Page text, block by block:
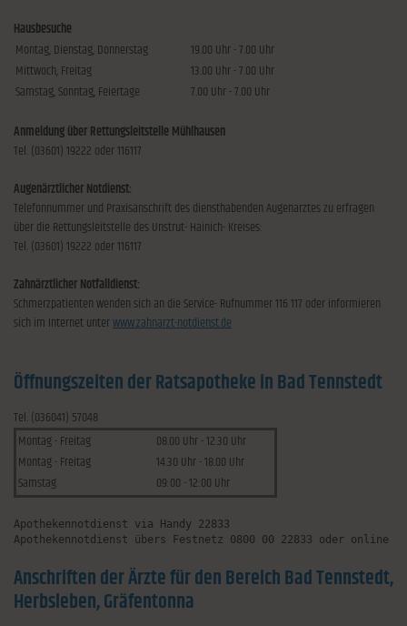
Hausbesuche
Montag, Dienstag, Donnerstag
19.00 Uhr - 7.00 Uhr
Mittwoch, Freitag
13.00 Uhr - 7.00 Uhr
Samstag, Sonntag, Feiertage
7.00 Uhr - 7.00 Uhr
Anmeldung über Rettungsleitstelle Mühlhausen
Tel. (03601) 19222 oder 116117
Augenärztlicher Notdienst:
Telefonnummer und Praxisanschrift des diensthabenden Augenarztes zu erfragen
über die Rettungsleitstelle des Unstrut- Hainich- Kreises:
Tel. (03601) 19222 oder 116117
Zahnärztlicher Notfalldienst:
Schmerzpatienten wenden sich an die Service- Rufnummer 116 117 oder informieren
sich im Internet unterwww.zahnarzt-notdienst.de
Öffnungszeiten der Ratsapotheke in Bad Tennstedt
Tel. (036041) 57048
Montag - Freitag
08.00 Uhr - 12.30 Uhr
Montag - Freitag
14.30 Uhr - 18.00 Uhr
Samstag
09:00 - 12:00 Uhr
Apothekennotdienst via Handy 22833
Apothekennotdienst übers Festnetz 0800 00 22833 oder online
Anschriften der Ärzte für den Bereich Bad Tennstedt,
Herbsleben, Gräfentonna